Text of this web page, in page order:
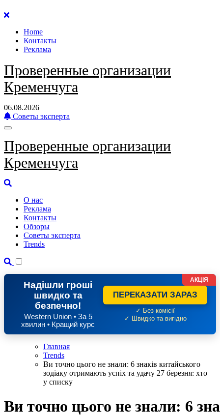
Перейти
содержанию
Home
Контакты
Реклама
Проверенные организации
Кременчуга
06.08.2026
Советы эксперта
Проверенные организации
Кременчуга
О нас
Реклама
Контакты
Обзоры
Советы эксперта
Trends
Надішли гроші
швидко та
безпечно!
Western Union • За 5
хвилин • Кращий курс
ПЕРЕКАЗАТИ ЗАРАЗ
✓ Без комісії
✓ Швидко та вигідно
АКЦІЯ
Главная
Trends
Ви точно цього не знали: 6 знаків китайського
зодіаку отримають успіх та удачу 27 березня: хто
у списку
Ви точно цього не знали: 6